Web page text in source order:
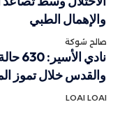
والإهمال الطبي
صالح شوكة
نادي
والقدس خلال تموز
LOAI LOAI